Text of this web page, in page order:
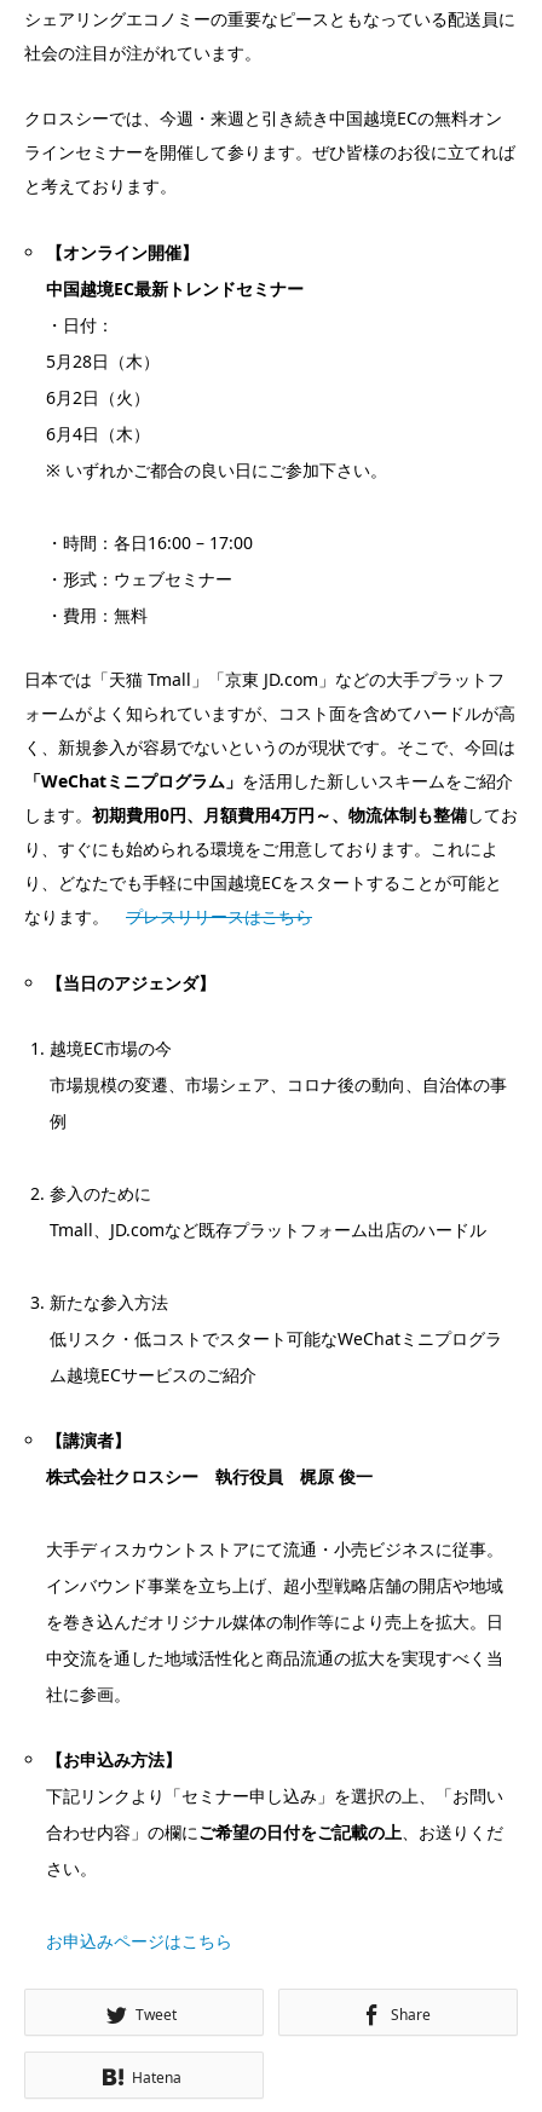
シェアリングエコノミーの重要なピースともなっている配送員に
社会の注目が注がれています。
クロスシーでは、今週・来週と引き続き中国越境ECの無料オン
ラインセミナーを開催して参ります。ぜひ皆様のお役に立てれば
と考えております。
【オンライン開催】
中国越境EC最新トレンドセミナー
・日付：
5月28日（木）
6月2日（火）
6月4日（木）
※ いずれかご都合の良い日にご参加下さい。
・時間：各日16:00 – 17:00
・形式：ウェブセミナー
・費用：無料
日本では「天猫 Tmall」「京東 JD.com」などの大手プラットフ
ォームがよく知られていますが、コスト面を含めてハードルが高
く、新規参入が容易でないというのが現状です。そこで、今回は
「WeChatミニプログラム」 を活用した新しいスキームをご紹介
します。 初期費用0円、月額費用4万円～、物流体制も整備してお
り、すぐにも始められる環境をご用意しております。これによ
り、どなたでも手軽に中国越境ECをスタートすることが可能と
なります。 プレスリリースはこちら
【当日のアジェンダ】
越境EC市場の今
市場規模の変遷、市場シェア、コロナ後の動向、自治体の事
例
参入のために
Tmall、JD.comなど既存プラットフォーム出店のハードル
新たな参入方法
低リスク・低コストでスタート可能なWeChatミニプログラ
ム越境ECサービスのご紹介
【講演者】
株式会社クロスシー 執行役員 梶原 俊一
大手ディスカウントストアにて流通・小売ビジネスに従事。
インバウンド事業を立ち上げ、超小型戦略店舗の開店や地域
を巻き込んだオリジナル媒体の制作等により売上を拡大。日
中交流を通した地域活性化と商品流通の拡大を実現すべく当
社に参画。
【お申込み方法】
下記リンクより「セミナー申し込み」を選択の上、「お問い
合わせ内容」の欄にご希望の日付をご記載の上、お送りくだ
さい。
お申込みページはこちら
Tweet Share
Hatena